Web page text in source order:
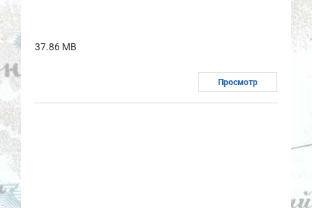
37.86 MB
Просмотр